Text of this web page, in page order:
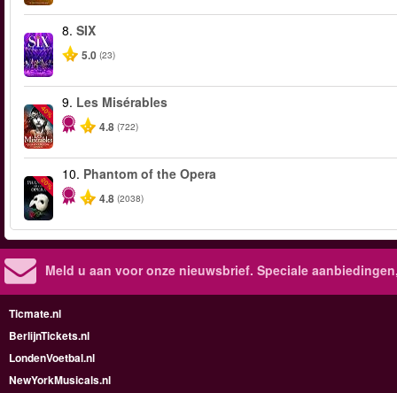
8. SIX
5.0 (23)
-40%
9. Les Misérables
4.8 (722)
-20%
10. Phantom of the Opera
4.8 (2038)
Meld u aan voor onze nieuwsbrief. Speciale
Ticmate.nl
BerlijnTickets.nl
LondenVoetbal.nl
NewYorkMusicals.nl